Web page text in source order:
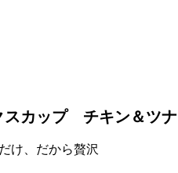
カップ チキン＆ツナ
け、だから贅沢